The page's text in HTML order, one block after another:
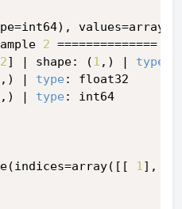
values=array([
2 ==============
2] | shape: (1 ,) | type
,) | type : float32
,) | type : int64
1 ],